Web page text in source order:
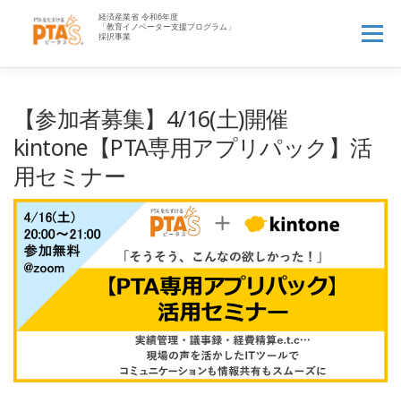
メニュー
PTAお役立ち情報▼
資料一覧▼ よくある質問 ログイン 新規登録
【参加者募集】4/16(土)開催
kintone【PTA専用アプリパック】活
用セミナー